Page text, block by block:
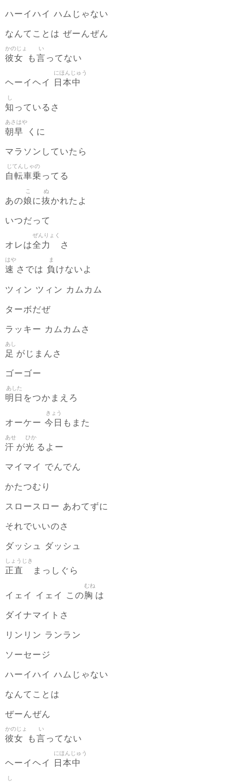
ハーイハイ ハムじゃない
なんてことは ぜーんぜん
彼女
かのじょ
も言
い
ってない
ヘーイヘイ 日本中
にほんじゅう
知
し
っているさ
朝早
あさはや
くに
マラソンしていたら
自転車乗
じてんしゃの
ってる
あの娘
こ
に抜
ぬ
かれたよ
いつだって
オレは全力
ぜんりょく
さ
速
はや
さでは 負
ま
けないよ
ツィン ツィン カムカム
ターボだぜ
ラッキー カムカムさ
足
あし
がじまんさ
ゴーゴー
明日
あした
をつかまえろ
オーケー 今日
きょう
もまた
汗
あせ
が光
ひか
るよー
マイマイ でんでん
かたつむり
スロースロー あわてずに
それでいいのさ
ダッシュ ダッシュ
正直
しょうじき
まっしぐら
イェイ イェイ この胸
むね
は
ダイナマイトさ
リンリン ランラン
ソーセージ
ハーイハイ ハムじゃない
なんてことは
ぜーんぜん
彼女
かのじょ
も言
い
ってない
ヘーイヘイ 日本中
にほんじゅう
し